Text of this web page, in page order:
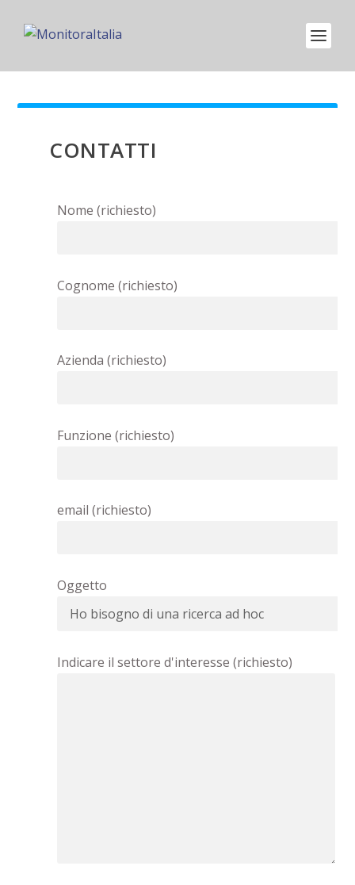
CONTATTI
Nome (richiesto)
Cognome (richiesto)
Azienda (richiesto)
Funzione (richiesto)
email (richiesto)
Oggetto
Indicare il settore d'interesse (richiesto)